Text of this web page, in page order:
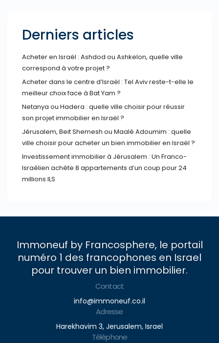
Derniers articles
Acheter en Israël : Ashdod ou Ashkelon, quelle ville
correspond à votre projet ?
Acheter dans le centre d’Israël : Tel Aviv reste-t-elle le
meilleur choix face à Bat Yam ?
Netanya ou Hadera : quelle ville choisir pour réussir
son projet immobilier en Israël ?
Jérusalem, Beit Shemesh ou Maalé Adoumim : quelle
ville choisir pour acheter un bien immobilier en Israël ?
Investissement immobilier à Jérusalem : Un Franco-
Israélien achète 8 appartements d’un coup pour 24
millions ILS
Immoneuf by Francosphere, le portail
numéro 1 des francophones en Israel
pour trouver un bien immobilier.
Contact
info@immoneuf.co.il
Adresse
Harekhavim 3, Jerusalem, Israel
Téléphone